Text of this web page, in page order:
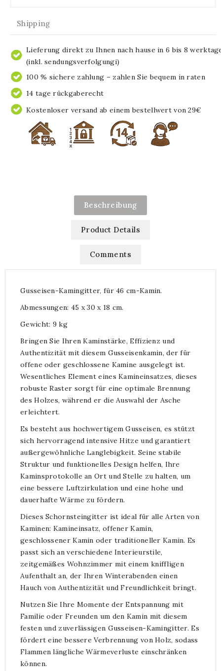
Shipping
Lieferung direkt zu Ihnen nach hause in 6 bis 8
(inkl. sendungsverfolgungi)
100 % sichere zahlung – zahlen Sie bequem in raten
14 tage rückgaberecht
Kostenloser versand ab einem bestellwert von 29€
Beschreibung
Product Details
Comments
Gusseisen-Kamingitter, für 46 cm-Kamin.
Abmessungen: 45 x 30 x 18 cm.
Gewicht: 9 kg
Bringen Sie Ihren Kaminstärke, Effizienz und
Authentizität mit diesem Gusseisenkamin, der für
offene oder geschlossene Kamine ausgelegt ist.
Wesentliches Element eines Kamineinsatzes, dieses
robuste Raster sorgt für eine optimale Brennung
des Holzes, während er die Auswahl der Asche
erleichtert.
Es besteht aus hochwertigem Gusseisen, es stützt
sich hervorragend intensive Hitze und garantiert
außergewöhnliche Langlebigkeit. Seine stabile
Struktur und funktionelles Design helfen, Ihre
Kaminsprotokolle an Ort und Stelle zu halten, um
eine bessere Luftzirkulation und eine hohe und
dauerhafte Wärme zu fördern.
Dieses Schornsteingitter ist ideal für alle Arten von
Kaminen: Kamineinsatz, offener Kamin,
geschlossener Kamin oder traditioneller Kamin. Es
passt sich an verschiedene Interieurstile,
zeitgemäßes Wohnzimmer mit einem kniffligen
Aufenthalt an, der Ihren Winterabenden einen
Hauch von Authentizität und Freundlichkeit bringt.
Nutzen Sie Ihre Momente der Entspannung mit
Familie oder Freunden um den Kamin mit diesem
festen und zuverlässigen Gusseisen-Kamingitter. Es
fördert eine bessere Verbrennung von Holz, sodass
Flammen längliche Wärmeverluste einschränken
können.